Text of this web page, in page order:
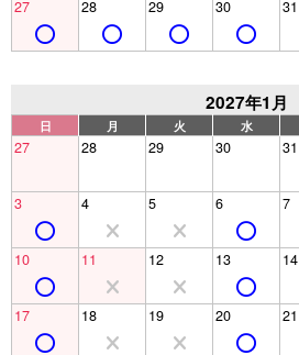
27 28 29 30 31
2027年1月
日 月 火 水
27 28 29 30 31
3 4 5 6 7
10 11 12 13 14
17 18 19 20 21